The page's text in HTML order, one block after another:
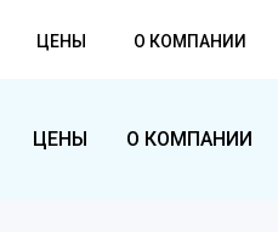
ЦЕНЫ О КОМПАНИИ
ЦЕНЫ О КОМПАНИИ